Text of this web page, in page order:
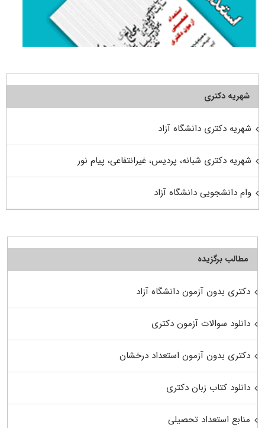
شهریه دکتری
شهریه دکتری دانشگاه آزاد
شهریه دکتری شبانه، پردیس، غیرانتفاعی، پیام نور
وام دانشجویی دانشگاه آزاد
مطالب برگزیده
دکتری بدون آزمون دانشگاه آزاد
دانلود سوالات آزمون دکتری
دکتری بدون آزمون استعداد درخشان
دانلود کتاب زبان دکتری
منابع استعداد تحصیلی